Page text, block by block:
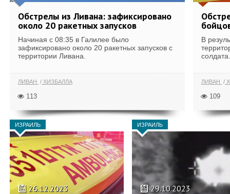
Обстрелы из Ливана: зафиксировано
около 20 ракетных запусков
Начиная с 08:35 в Галилее было
зафиксировано около 20 ракетных запусков с
территории Ливана.
ЛИВАН ХИЗБАЛЛА
113
В
солдата.
ЛИВАН
109
ИЗРАИЛЬ
26.12.2023
ИЗРАИЛЬ
29.10.2023